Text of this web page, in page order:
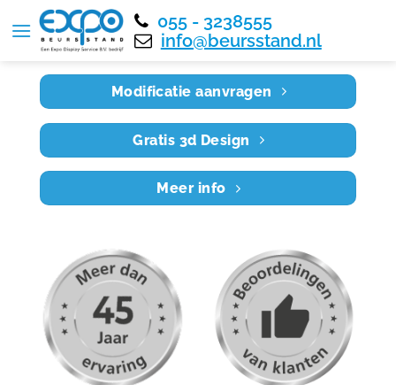
055 - 3238555
info@beursstand.nl
Home RE4X3 001
Modificatie aanvragen
Gratis 3d Design
Meer info